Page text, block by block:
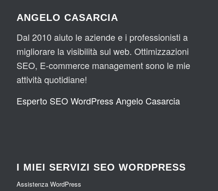
ANGELO CASARCIA
Dal 2010 aiuto le aziende e i professionisti a
migliorare la visibilità sul web. Ottimizzazioni
SEO, E-commerce management sono le mie
attività quotidiane!
Esperto SEO WordPress Angelo Casarcia
I MIEI SERVIZI SEO WORDPRESS
Assistenza WordPress